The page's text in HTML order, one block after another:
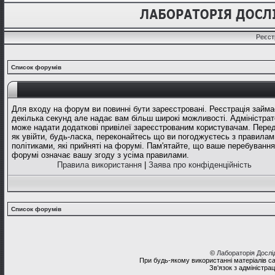
Список форумів
Для входу на форум ви повинні бути зареєстровані. Реєстрація
декілька секунд але надає вам більш широкі можливості.
може надати додаткові привілеї зареєстрованим користувачам.
як увійти, будь-ласка, переконайтесь що ви погоджуєтесь з
політиками, які прийняті на форумі. Пам'ятайте, що ваше
форумі означає вашу згоду з усіма правилами.
Правила використання
Заява про конфіденційність
Список форумів
© Лабораторія
При будь-якому використанні матеріалів
Зв'язок з